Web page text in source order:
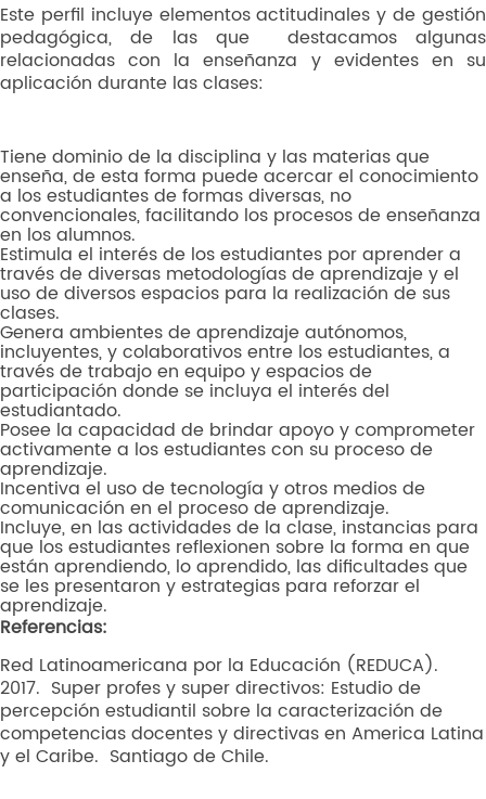
Este perfil incluye elementos actitudinales y de gestión
pedagógica, de las que destacamos algunas
relacionadas con la enseñanza y evidentes en su
aplicación durante las clases:
Tiene dominio de la disciplina y las materias que
enseña, de esta forma puede acercar el conocimiento
a los estudiantes de formas diversas, no
convencionales, facilitando los procesos de enseñanza
en los alumnos.
Estimula el interés de los estudiantes por aprender a
través de diversas metodologías de aprendizaje y el
uso de diversos espacios para la realización de sus
clases.
Genera ambientes de aprendizaje autónomos,
incluyentes, y colaborativos entre los estudiantes, a
través de trabajo en equipo y espacios de
participación donde se incluya el interés del
estudiantado.
Posee la capacidad de brindar apoyo y comprometer
activamente a los estudiantes con su proceso de
aprendizaje.
Incentiva el uso de tecnología y otros medios de
comunicación en el proceso de aprendizaje.
Incluye, en las actividades de la clase, instancias para
que los estudiantes reflexionen sobre la forma en que
están aprendiendo, lo aprendido, las dificultades que
se les presentaron y estrategias para reforzar el
aprendizaje.
Referencias:
Red Latinoamericana por la Educación (REDUCA).
2017. Super profes y super directivos: Estudio de
percepción estudiantil sobre la caracterización de
competencias docentes y directivas en America Latina
y el Caribe. Santiago de Chile.